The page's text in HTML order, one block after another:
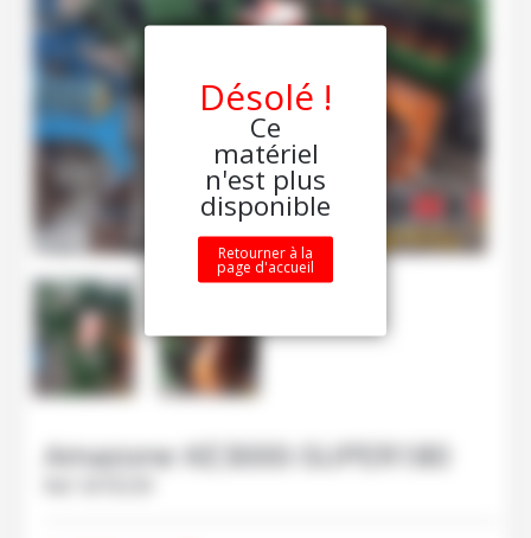
AmazoneKE3000-SUPER180
Désolé !
Ce
matériel
n'est plus
disponible
Retourner à la
page d'accueil